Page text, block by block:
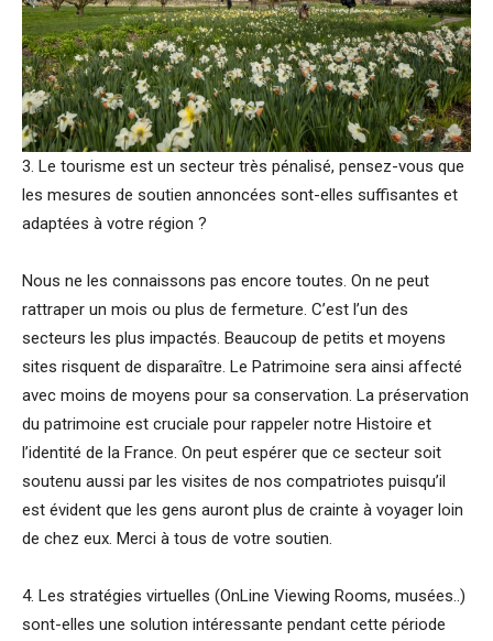
3. Le tourisme est un secteur très pénalisé, pensez-vous que
les mesures de soutien annoncées sont-elles suffisantes et
adaptées à votre région ?
Nous ne les connaissons pas encore toutes. On ne peut
rattraper un mois ou plus de fermeture. C’est l’un des
secteurs les plus impactés. Beaucoup de petits et moyens
sites risquent de disparaître. Le Patrimoine sera ainsi affecté
avec moins de moyens pour sa conservation. La préservation
du patrimoine est cruciale pour rappeler notre Histoire et
l’identité de la France. On peut espérer que ce secteur soit
soutenu aussi par les visites de nos compatriotes puisqu’il
est évident que les gens auront plus de crainte à voyager loin
de chez eux. Merci à tous de votre soutien.
4. Les stratégies virtuelles (OnLine Viewing Rooms, musées..)
sont-elles une solution intéressante pendant cette période